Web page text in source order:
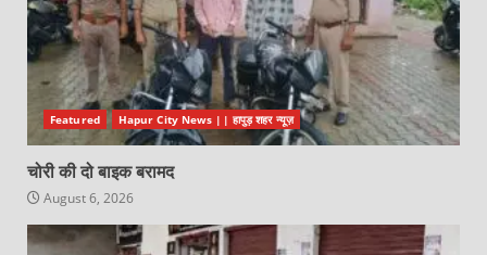
Featured Hapur City News || हापुड़ शहर न्यूज़
चोरी की दो बाइक बरामद
August 6, 2026